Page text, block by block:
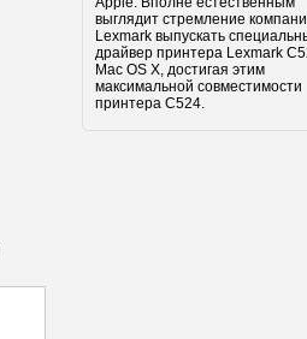
выглядит стремление
Lexmark выпускать
драйвер принтера Lexmark
Mac OS X, достигая этим
максимальной совместимости
принтера C524.